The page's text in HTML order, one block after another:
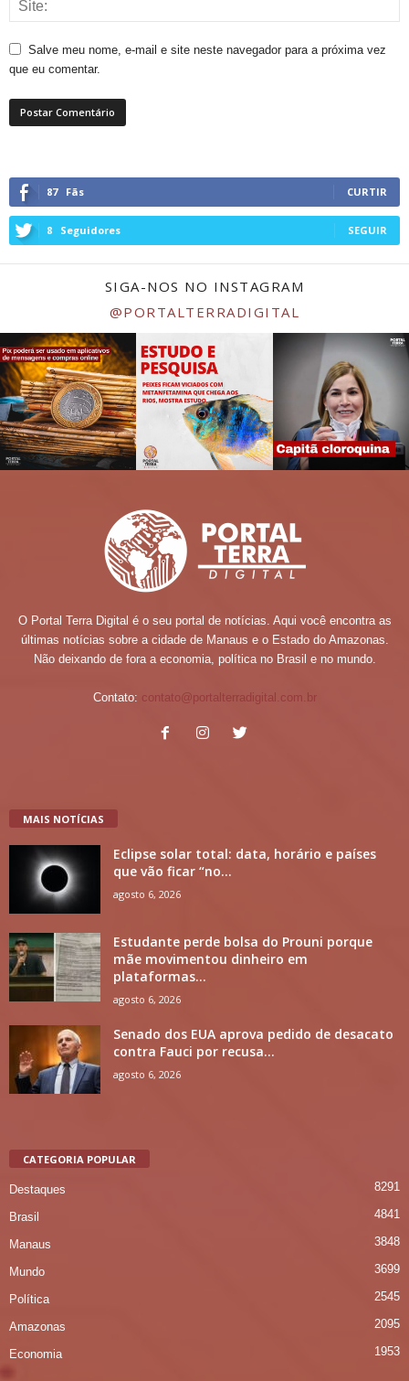
Salve meu nome, e-mail e site neste navegador para a próxima vez
que eu comentar.
87 Fãs CURTIR
8 Seguidores SEGUIR
SIGA-NOS NO INSTAGRAM
@PORTALTERRADIGITAL
O Portal Terra Digital é o seu portal de notícias. Aqui você encontra as
últimas notícias sobre a cidade de Manaus e o Estado do Amazonas.
Não deixando de fora a economia, política no Brasil e no mundo.
Contato: contato@portalterradigital.com.br
MAIS NOTÍCIAS
Eclipse solar total: data, horário e países
que vão ficar “no...
agosto 6, 2026
Estudante perde bolsa do Prouni porque
mãe movimentou dinheiro em
plataformas...
agosto 6, 2026
Senado dos EUA aprova pedido de desacato
contra Fauci por recusa...
agosto 6, 2026
CATEGORIA POPULAR
Destaques 8291
Brasil 4841
Manaus 3848
Mundo 3699
Política 2545
Amazonas 2095
Economia 1953